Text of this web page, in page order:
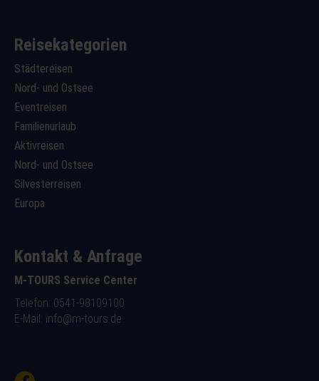
Reisekategorien
Städtereisen
Nord- und Ostsee
Eventreisen
Familienurlaub
Aktivreisen
Nord- und Ostsee
Silvesterreisen
Europa
Kontakt & Anfrage
M-TOURS Service Center
Telefon: 0541-98109100
E-Mail: info@m-tours.de